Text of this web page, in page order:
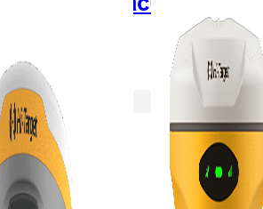
2016